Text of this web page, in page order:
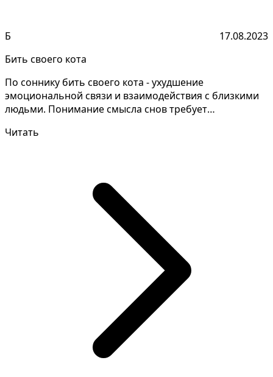
Б
17.08.2023
Бить своего кота
По соннику бить своего кота - ухудшение
эмоциональной связи и взаимодействия с близкими
людьми. Понимание смысла снов требует
Читать